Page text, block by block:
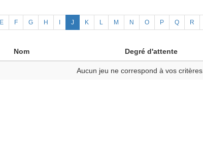
E F G H J K L M N O P Q R
Nom Degré d'attente
Aucun jeu ne correspond à vos critères.